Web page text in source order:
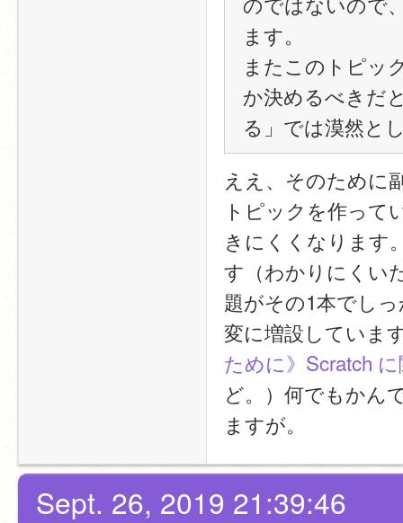
ます。
またこのトピッ
か決めるべきだ
る」では漠然と
ええ、そのために
トピックを作って
きにくくなります
す（わかりにくい
題がその1本でし
変に増設していま
ために》Scratch
ど。）何でもかん
ますが。
Sept. 26, 2019 21:39:46